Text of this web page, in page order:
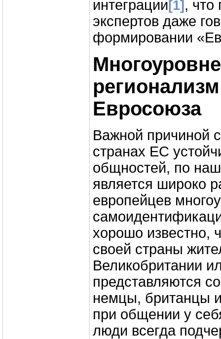
интеграции [1] , что
экспертов даже
формировании
Евросоюза
Важной причиной
странах ЕС
общностей, по
является широко
европейцев
хорошо известно,
своей страны
Великобритании
представляются
немцы, британцы
при общении у
люди всегда